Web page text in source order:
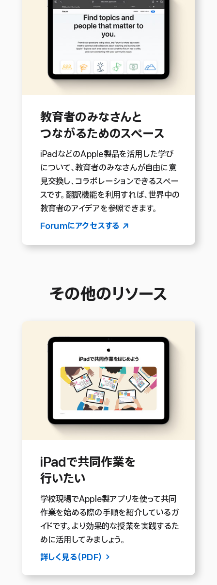
教育者のみなさんと
つながるためのスペース
iPadなどのApple製品を活用した学び
について、教育者のみなさんが自由に意
見交換し、コラボレーションできるスペー
スです。翻訳機能を利用すれば、世界中の
教育者のアイデアを参照できま す 。
Forumにアクセスする
その他のリソース
iPadで共同作業を
行いたい
学校現場でApple製アプリを使って共同
作業を始める際の手順を紹介しているガ
イドです。より効果的な授業を実践するた
めに活用してみましょう。
詳しく見る（PDF）